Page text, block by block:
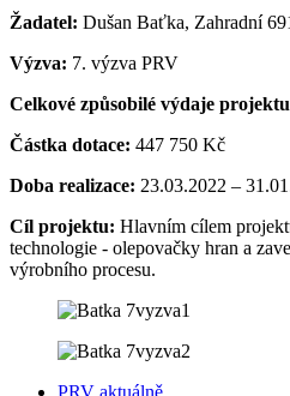
Žadatel: Dušan Baťka, Zahradní
Výzva: 7. výzva PRV
Celkové způsobilé výdaje
Částka dotace: 447 750 Kč
Doba realizace: 23.03.2022 –
Cíl projektu: Hlavním cílem
technologie - olepovačky hran a
výrobního procesu.
PRV aktuálně